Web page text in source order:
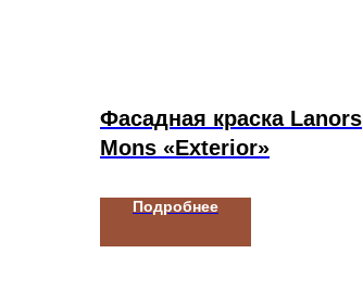
Фасадная краска Lanors
Mons «Exterior»
Подробнее